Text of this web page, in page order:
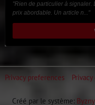
"Rien de particulier à signaler.
prix abordable. Un article n..."
Privacy preferences
Créé par le système: